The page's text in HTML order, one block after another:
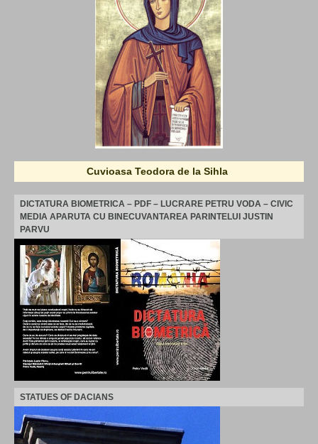
Cuvioasa Teodora de la Sihla
DICTATURA BIOMETRICA – PDF – LUCRARE PETRU VODA – CIVIC
MEDIA APARUTA CU BINECUVANTAREA PARINTELUI JUSTIN
PARVU
STATUES OF DACIANS